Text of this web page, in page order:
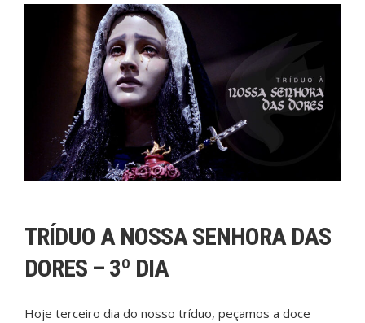
TRÍDUO A NOSSA SENHORA DAS
DORES – 3º DIA
Hoje terceiro dia do nosso tríduo, peçamos a doce